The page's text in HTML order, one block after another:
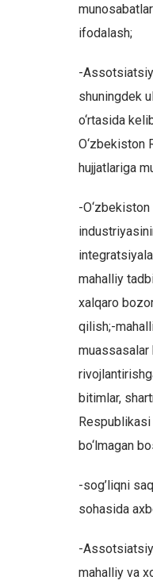
ifodalash;
-
shuningdek
o‘rtasida
O‘zbekiston
hujjatlariga
-
mahalliy
xalqaro
qilish;-
bitimlar,
bo‘lmagan
-sog’liqni
sohasida
-
mahalliy va